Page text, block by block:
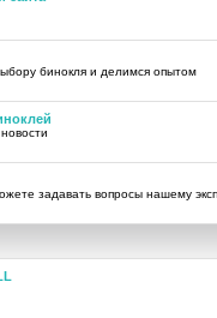
бинокля и делимся опытом
задавать вопросы нашему